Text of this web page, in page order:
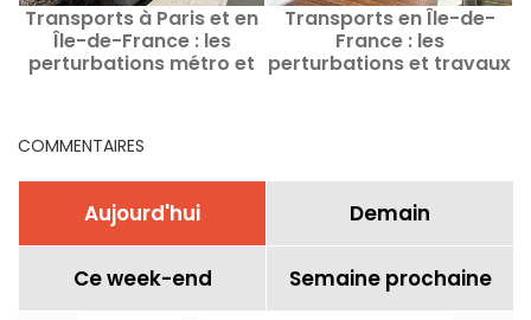
Transports à Paris et en
Île-de-France : les
perturbations métro et
Transports en Île-de-
France : les
perturbations et travaux
COMMENTAIRES
Aujourd'hui Demain
Ce week-end Semaine prochaine